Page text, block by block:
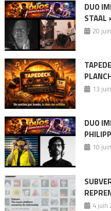
DUO
STAAL
20
13
DUO
10
4 juin